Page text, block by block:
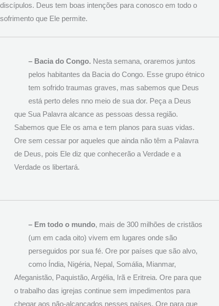
discípulos. Deus tem boas intenções para conosco em todo o
sofrimento que Ele permite.
– Bacia do Congo. Nesta semana, oraremos juntos
pelos habitantes da Bacia do Congo. Esse grupo étnico
tem sofrido traumas graves, mas sabemos que Deus
está perto deles nno meio de sua dor. Peça a Deus
que Sua Palavra alcance as pessoas dessa região.
Sabemos que Ele os ama e tem planos para suas vidas.
Ore sem cessar por aqueles que ainda não têm a Palavra
de Deus, pois Ele diz que conhecerão a Verdade e a
Verdade os libertará.
– Em todo o mundo, mais de 300 milhões de cristãos
(um em cada oito) vivem em lugares onde são
perseguidos por sua fé. Ore por países que são alvo,
como Índia, Nigéria, Nepal, Somália, Mianmar,
Afeganistão, Paquistão, Argélia, Irã e Eritreia. Ore para que
o trabalho das igrejas continue sem impedimentos para
chegar aos não-alcançados nesses países. Ore para que